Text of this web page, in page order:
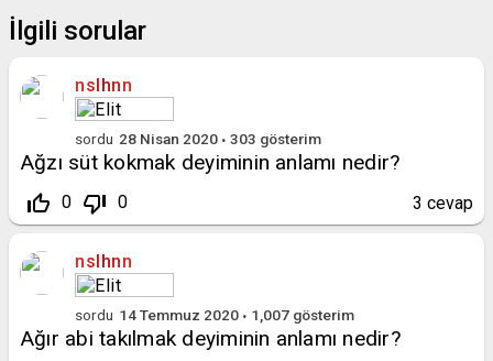
İlgili sorular
nslhnn
sordu 28 Nisan 2020 303 gösterim
Ağzı süt kokmak deyiminin anlamı nedir?
thumb_up_off_alt 0 thumb_down_off_alt 0 3 cevap
nslhnn
sordu 14 Temmuz 2020 1,007 gösterim
Ağır abi takılmak deyiminin anlamı nedir?